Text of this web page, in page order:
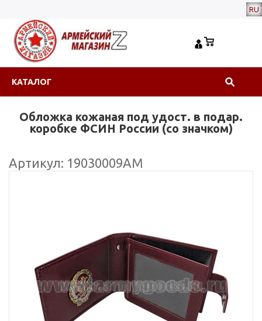
RU
КАТАЛОГ
Обложка кожаная под удост. в подар.
коробке ФСИН России (со значком)
Артикул: 19030009АМ